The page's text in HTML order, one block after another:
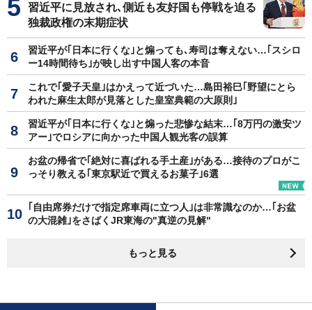
習近平に見放され､側近も友好国も停戦を迫る
独裁政権の末期症状
習近平が｢日本に行くな｣と煽っても､寿司は奪えない…｢スシロ
ー14時間待ち｣が映し出す中国人客の本音
これで｢愛子天皇｣はかえって近づいた…島田裕巳｢野望にとら
われた麻生太郎が見落とした皇室典範の大原則｣
習近平が｢日本に行くな｣と煽った悲惨な結末…｢8万円の激安ツ
アー｣でロシアに向かった中国人観光客の誤算
お盆の帰省で｢絶対に喜ばれる手土産｣がある…接待のプロがこ
っそり教える｢東京駅近で買えるお菓子｣6選
｢自由席券だけで指定席車両に立つ人｣は非常識なのか…｢お盆
の大混雑｣をさばくJR東海の"真逆の見解"
もっと見る